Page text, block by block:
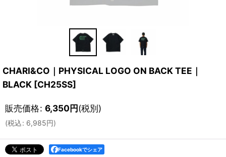
CHARI&CO｜PHYSICAL LOGO ON BACK TEE｜
BLACK [CH25SS]
販売価格: 6,350円(税別)
(税込: 6,985円)
Facebookでシェア